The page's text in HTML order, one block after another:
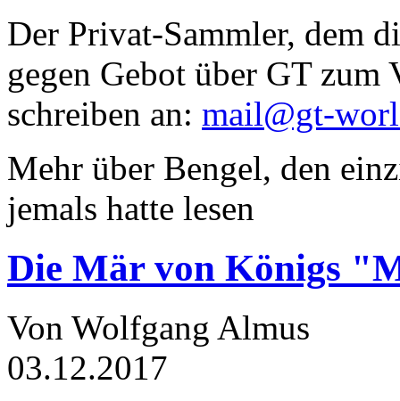
Der Privat-Sammler, dem
gegen Gebot über GT zum
schreiben an: mail@gt-
Mehr über Bengel, den
jemals hatte lesen
Die Mär von Königs
Von Wolfgang Almus
03.12.2017